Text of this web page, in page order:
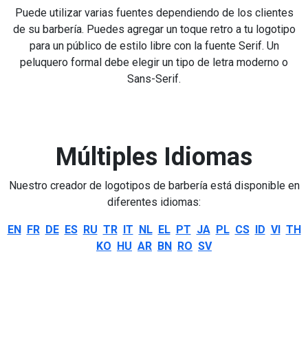
Puede utilizar varias fuentes dependiendo de los clientes
de su barbería. Puedes agregar un toque retro a tu logotipo
para un público de estilo libre con la fuente Serif. Un
peluquero formal debe elegir un tipo de letra moderno o
Sans-Serif.
Múltiples Idiomas
Nuestro creador de logotipos de barbería está disponible en
diferentes idiomas:
EN FR DE ES RU TR IT NL EL PT JA PL CS ID VI TH
KO HU AR BN RO SV